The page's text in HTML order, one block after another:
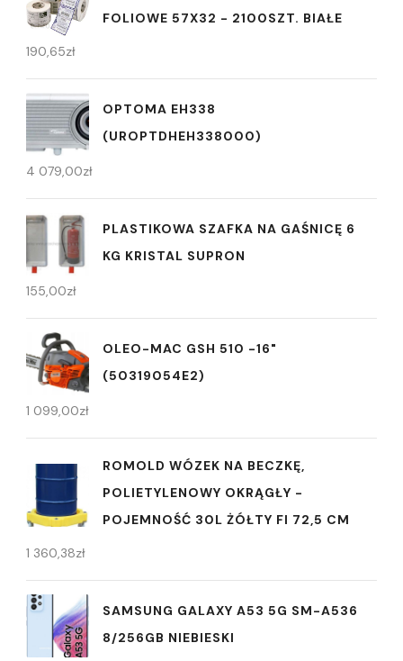
FOLIOWE 57X32 - 2100SZT. BIAŁE
190,65zł
OPTOMA EH338
(UROPTDHEH338000)
4 079,00zł
PLASTIKOWA SZAFKA NA GAŚNICĘ 6
KG KRISTAL SUPRON
155,00zł
OLEO-MAC GSH 510 -16"
(50319054E2)
1 099,00zł
ROMOLD WÓZEK NA BECZKĘ,
POLIETYLENOWY OKRĄGŁY -
POJEMNOŚĆ 30L ŻÓŁTY FI 72,5 CM
1 360,38zł
SAMSUNG GALAXY A53 5G SM-A536
8/256GB NIEBIESKI